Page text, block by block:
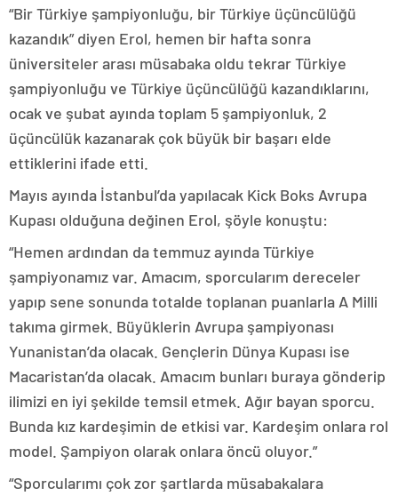
“Bir Türkiye şampiyonluğu, bir Türkiye üçüncülüğü
kazandık” diyen Erol, hemen bir hafta sonra
üniversiteler arası müsabaka oldu tekrar Türkiye
şampiyonluğu ve Türkiye üçüncülüğü kazandıklarını,
ocak ve şubat ayında toplam 5 şampiyonluk, 2
üçüncülük kazanarak çok büyük bir başarı elde
ettiklerini ifade etti.
Mayıs ayında İstanbul’da yapılacak Kick Boks Avrupa
Kupası olduğuna değinen Erol, şöyle konuştu:
“Hemen ardından da temmuz ayında Türkiye
şampiyonamız var. Amacım, sporcularım dereceler
yapıp sene sonunda totalde toplanan puanlarla A Milli
takıma girmek. Büyüklerin Avrupa şampiyonası
Yunanistan’da olacak. Gençlerin Dünya Kupası ise
Macaristan’da olacak. Amacım bunları buraya gönderip
ilimizi en iyi şekilde temsil etmek. Ağır bayan sporcu.
Bunda kız kardeşimin de etkisi var. Kardeşim onlara rol
model. Şampiyon olarak onlara öncü oluyor.”
“Sporcularımı çok zor şartlarda müsabakalara